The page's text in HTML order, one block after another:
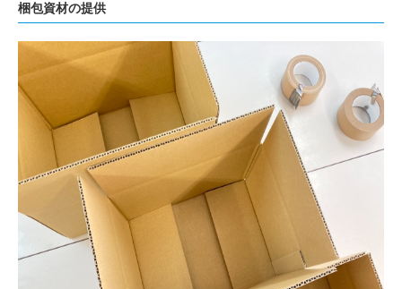
梱包資材の提供